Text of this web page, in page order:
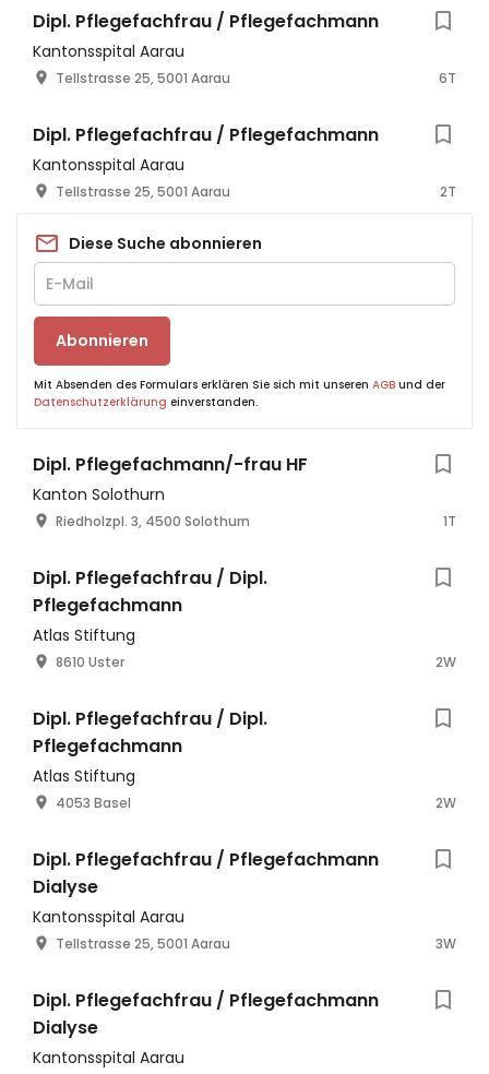
Dipl. Pflegefachfrau / Pflegefachmann
Kantonsspital Aarau
Tellstrasse 25, 5001 Aarau 6T
Dipl. Pflegefachfrau / Pflegefachmann
Kantonsspital Aarau
Tellstrasse 25, 5001 Aarau 2T
Diese Suche abonnieren
Abonnieren
Mit Absenden des Formulars erklären Sie sich mit unseren AGB und der
Datenschutzerklärung einverstanden.
Dipl. Pflegefachmann/-frau HF
Kanton Solothurn
Riedholzpl. 3, 4500 Solothurn 1T
Dipl. Pflegefachfrau / Dipl.
Pflegefachmann
Atlas Stiftung
8610 Uster 2W
Dipl. Pflegefachfrau / Dipl.
Pflegefachmann
Atlas Stiftung
4053 Basel 2W
Dipl. Pflegefachfrau / Pflegefachmann
Dialyse
Kantonsspital Aarau
Tellstrasse 25, 5001 Aarau 3W
Dipl. Pflegefachfrau / Pflegefachmann
Dialyse
Kantonsspital Aarau